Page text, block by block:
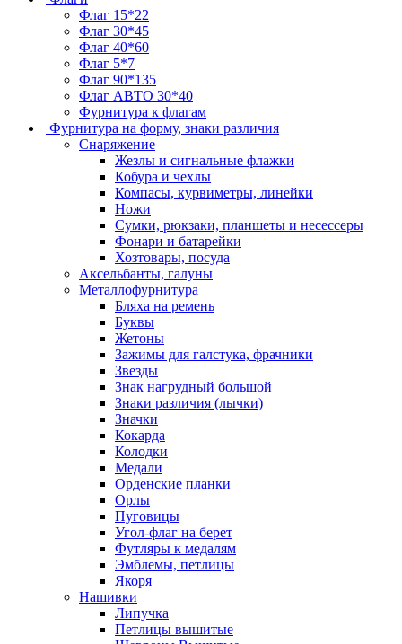
Флаг 15*22
Флаг 30*45
Флаг 40*60
Флаг 5*7
Флаг 90*135
Флаг АВТО 30*40
Фурнитура к флагам
Фурнитура на форму, знаки различия
Снаряжение
Жезлы и сигнальные флажки
Кобура и чехлы
Компасы, курвиметры, линейки
Ножи
Сумки, рюкзаки, планшеты и несессеры
Фонари и батарейки
Хозтовары, посуда
Аксельбанты, галуны
Металлофурнитура
Бляха на ремень
Буквы
Жетоны
Зажимы для галстука, фрачники
Звезды
Знак нагрудный большой
Знаки различия (лычки)
Значки
Кокарда
Колодки
Медали
Орденские планки
Орлы
Пуговицы
Угол-флаг на берет
Футляры к медалям
Эмблемы, петлицы
Якоря
Нашивки
Липучка
Петлицы вышитые